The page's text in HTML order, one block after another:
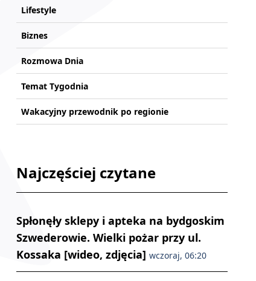
Lifestyle
Biznes
Rozmowa Dnia
Temat Tygodnia
Wakacyjny przewodnik po regionie
Najczęściej czytane
Spłonęły sklepy i apteka na bydgoskim
Szwederowie. Wielki pożar przy ul.
Kossaka [wideo, zdjęcia] wczoraj, 06:20